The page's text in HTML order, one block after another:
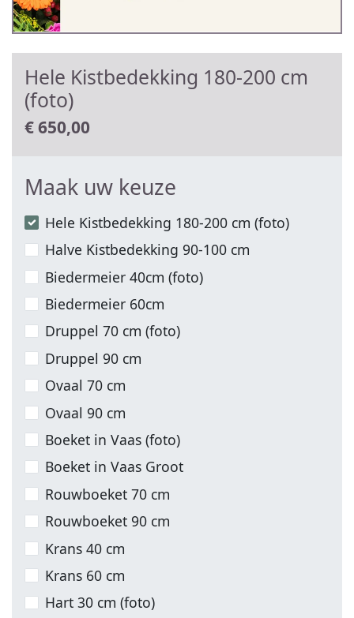
Hele Kistbedekking 180-200 cm
(foto)
€650,00
Maak uw keuze
Hele Kistbedekking 180-200 cm (foto)
Halve Kistbedekking 90-100 cm
Biedermeier 40cm (foto)
Biedermeier 60cm
Druppel 70 cm (foto)
Druppel 90 cm
Ovaal 70 cm
Ovaal 90 cm
Boeket in Vaas (foto)
Boeket in Vaas Groot
Rouwboeket 70 cm
Rouwboeket 90 cm
Krans 40 cm
Krans 60 cm
Hart 30 cm (foto)